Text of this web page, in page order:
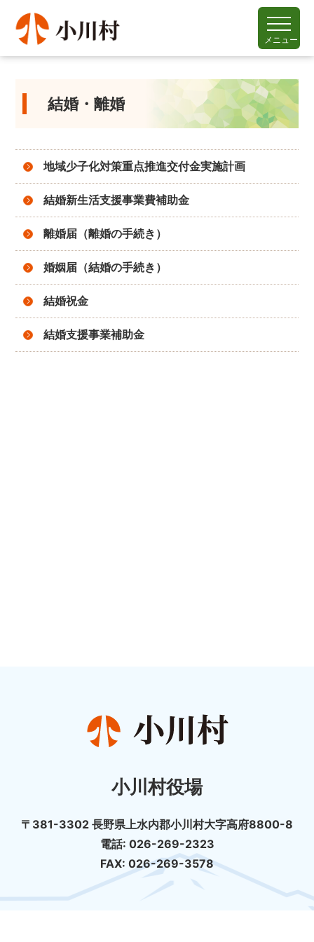
メニュー
結婚・離婚
地域少子化対策重点推進交付金実施計画
結婚新生活支援事業費補助金
離婚届（離婚の手続き）
婚姻届（結婚の手続き）
結婚祝金
結婚支援事業補助金
小川村役場
〒381-3302 長野県上水内郡小川村大字高府8800-8
電話: 026-269-2323
FAX: 026-269-3578